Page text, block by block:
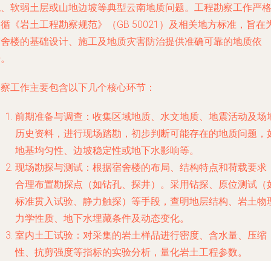
软弱土层或山地边坡等典型云南地质问题。工程勘察工作严格
《岩土工程勘察规范》（GB 50021）及相关地方标准，旨在
楼的基础设计、施工及地质灾害防治提供准确可靠的地质依
工作主要包含以下几个核心环节：
前期准备与调查：收集区域地质、水文地质、地震活动及场
历史资料，进行现场踏勘，初步判断可能存在的地质问题，
地基均匀性、边坡稳定性或地下水影响等。
现场勘探与测试：根据宿舍楼的布局、结构特点和荷载要求
合理布置勘探点（如钻孔、探井）。采用钻探、原位测试（
标准贯入试验、静力触探）等手段，查明地层结构、岩土物
力学性质、地下水埋藏条件及动态变化。
室内土工试验：对采集的岩土样品进行密度、含水量、压缩
性、抗剪强度等指标的实验分析，量化岩土工程参数。